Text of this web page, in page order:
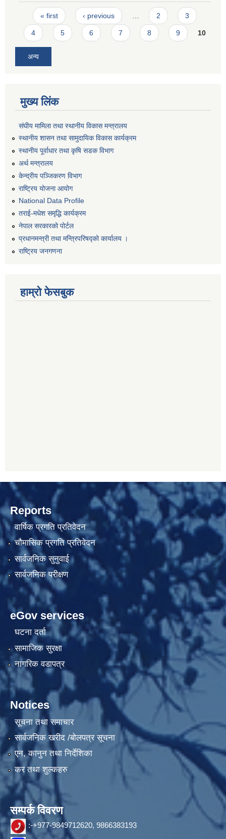
Pages
« first ‹ previous … 2 3
4 5 6 7 8 9 10
अन्य
मुख्य लिंक
संघीय मामिला तथा स्थानीय विकास मन्त्रालय
स्थानीय शासन तथा सामुदायिक विकास कार्यक्रम
स्थानीय पूर्वाधार तथा कृषि सडक विभाग
अर्थ मन्त्रालय
केन्द्रीय पञ्जिकरण विभाग
राष्ट्रिय योजना आयोग
National Data Profile
तराई-मधेश समृद्धि कार्यक्रम
नेपाल सरकारको पोर्टल
प्रधानमन्त्री तथा मन्त्रिपरिषद्को कार्यालय ।
राष्ट्रिय जनगणना
हाम्रो फेसबुक
Reports
वार्षिक प्रगति प्रतिवेदन
चौमासिक प्रगति प्रतिवेदन
सार्वजनिक सुनुवाई
सार्वजनिक परीक्षण
eGov services
घटना दर्ता
सामाजिक सुरक्षा
नागरिक वडापत्र
Notices
सूचना तथा समाचार
सार्वजनिक खरीद /बोलपत्र सूचना
एन, कानुन तथा निर्देशिका
कर तथा शुल्कहरु
सम्पर्क विवरण
:-+977-9849712620, 9866383193